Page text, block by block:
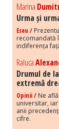
Marina
Urma și
Eseu /
recomandată
indiferența
Raluca
Drumul de
extremă
Opinii / Ne
universitar,
anii
cifre.